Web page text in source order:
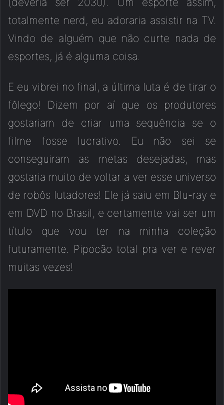
totalmente nerd, eu adoraria assistir na TV.
Vindo de alguém que não curte nada de
esportes, já é alguma coisa.
E eu vibrei no final, a última luta é de tirar o
fôlego! Dizem por aí que os produtores
gostariam de criar uma sequência se o
filme fosse lucrativo. Eu não sei se
conseguiram as metas desejadas, mas
gostaria muito de voltar a ver esse universo
de robôs lutadores! Ele já saiu em Blu-ray e
em DVD no Brasil, e certamente vai ser um
título que vou ter na minha coleção
futuramente. Pipocão total pra ver e rever
muitas vezes!